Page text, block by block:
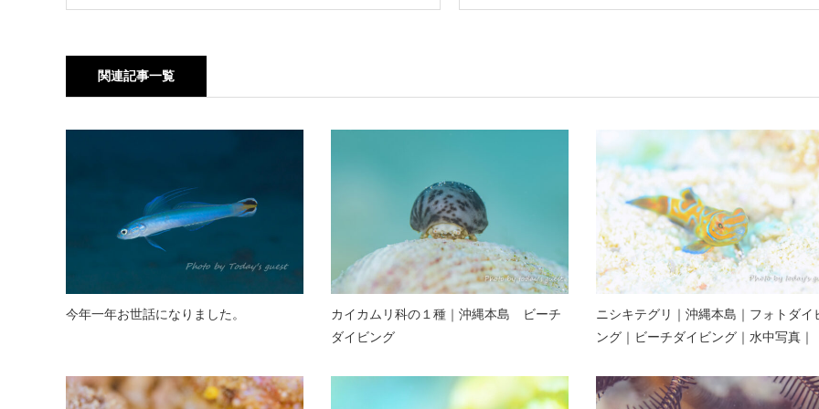
関連記事一覧
今年一年お世話になりました。
カイカムリ科の１種｜沖縄本島 ビーチ
ダイビング
ニシキテグリ｜沖縄本島｜フォトダイ
ング｜ビーチダイビング｜水中写真｜